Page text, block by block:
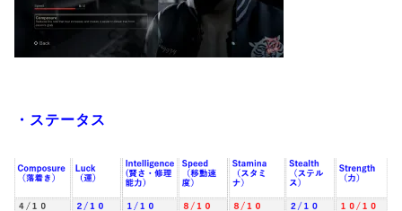
・ステータス